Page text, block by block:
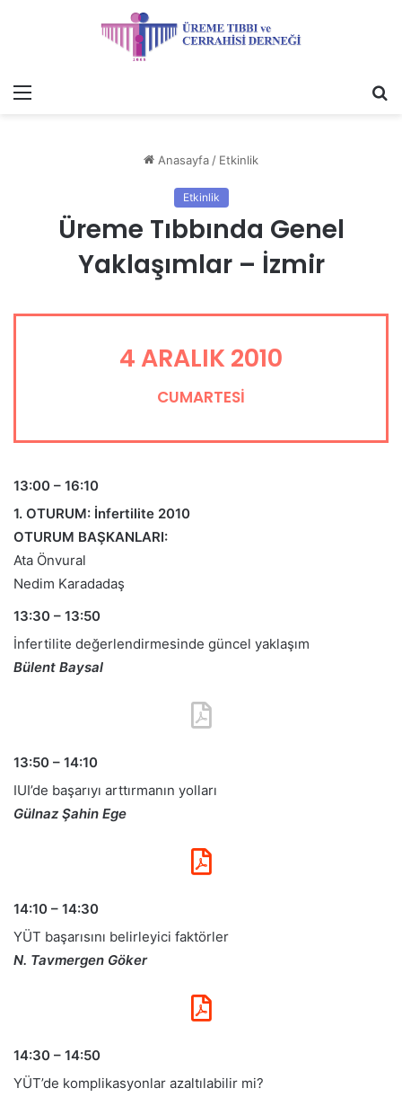
Menü
Anasayfa/ Etkinlik
Etkinlik
Üreme Tıbbında Genel
Yaklaşımlar – İzmir
4 ARALIK 2010
CUMARTESİ
13:00 – 16:10
1. OTURUM: İnfertilite 2010
OTURUM BAŞKANLARI:
Ata Önvural
Nedim Karadadaş
13:30 – 13:50
İnfertilite değerlendirmesinde güncel yaklaşım
Bülent Baysal
13:50 – 14:10
IUI’de başarıyı arttırmanın yolları
Gülnaz Şahin Ege
14:10 – 14:30
YÜT başarısını belirleyici faktörler
N. Tavmergen Göker
14:30 – 14:50
YÜT’de komplikasyonlar azaltılabilir mi?